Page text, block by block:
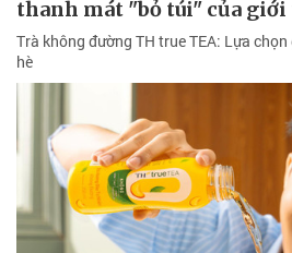
thanh mát "bỏ túi" của giới
Trà không đường TH true TEA: Lựa
hè